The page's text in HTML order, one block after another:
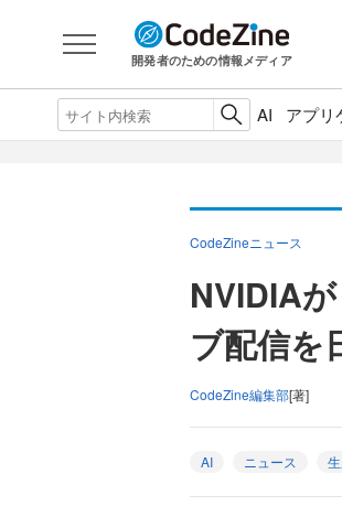
開発者のための情報メディア
AI アプリ
CodeZineニュース
NVIDIA
ブ配信を
CodeZine編集部[著]
AI ニュース